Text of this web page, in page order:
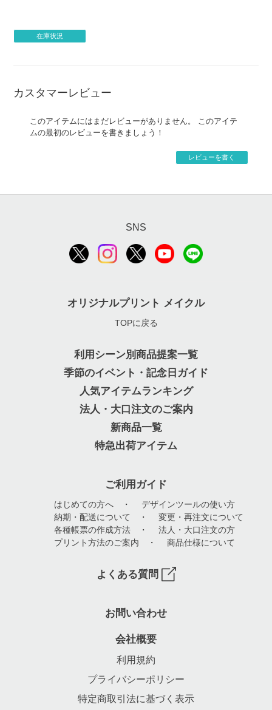
金額を返金とさせていただきます。
在庫状況
カスタマーレビュー
このアイテムにはまだレビューがありません。 このアイテ
ムの最初のレビューを書きましょう！
レビューを書く
SNS
オリジナルプリント メイクル
TOPに戻る
利用シーン別商品提案一覧
季節のイベント・記念日ガイド
人気アイテムランキング
法人・大口注文のご案内
新商品一覧
特急出荷アイテム
ご利用ガイド
はじめての方へ ・ デザインツールの使い方
納期・配送について
・ 変更・再注文について
各種帳票の作成方法 ・ 法人・大口注文の方
プリント方法のご案内 ・ 商品仕様について
よくある質問
お問い合わせ
会社概要
利用規約
プライバシーポリシー
特定商取引法に基づく表示